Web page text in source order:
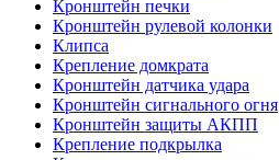
Кронштейн печки
Кронштейн рулевой колонки
Клипса
Крепление домкрата
Кронштейн датчика удара
Кронштейн сигнального огня
Кронштейн защиты АКПП
Крепление подкрылка